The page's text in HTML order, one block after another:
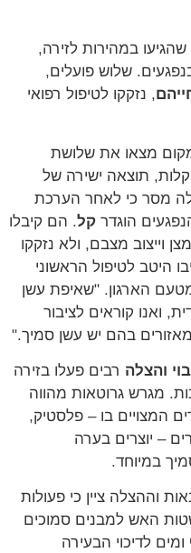
שהגיעו במהירות לזירה,
שלוש פועלים,
, נזקקו לטיפול רפואי
מצאו את שלושת
קלות, תוצאה ישירה של
מסר כי לאחר הערכת
הוגדר קל. הם קיבלו
וייצוב מצבם, ולא נזקקו
היטב לטיפול הראשוני
הארגון. "שאיפת עשן
ואנו קוראים לציבור
בהם יש עשן סמיך."
והצלה רבים פעלו בזירה
מגרש גרוטאות מהווה
המצויים בו – פלסטיק,
– יוצרים בערה
במיוחד.
וההצלה ציין כי פעולות
האש למבנים סמוכים
לדיכוי הבעירה